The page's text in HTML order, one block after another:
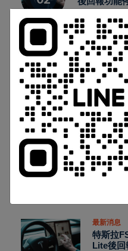
13
最新消息
實價雷達推
錄免留個資
熱門新聞
最新消息
涉假借
調查局
最新消息
特斯拉
Lite後回
請加入
中 華
Https://